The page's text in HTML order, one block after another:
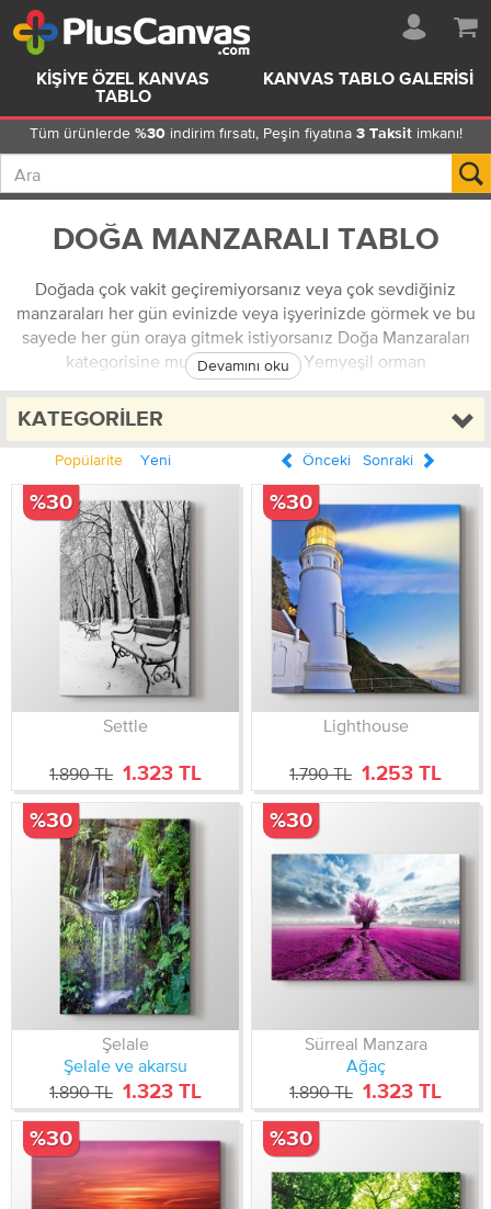
KIŞIYE ÖZEL KANVAS
TABLO
KANVAS TABLO GALERISI
Tüm ürünlerde %30 indirim fırsatı, Peşin fiyatına 3 Taksitimkanı!
DOĞA MANZARALI TABLO
Doğada çok vakit geçiremiyorsanız veya çok sevdiğiniz
manzaraları her gün evinizde veya işyerinizde görmek ve bu
sayede her gün oraya gitmek istiyorsanız Doğa Manzaraları
kategorisine mutlaka göz atın. Yemyeşil orman
manzaralarından, masmavi denizlere, uçsuz bucaksız
tepelerden, durgun ve sessiz göllere, kumsallar, ağaçlar,
manzaraları kategorisinde sizi bekliyor.
Devamını oku
KATEGORILER
Popülarite Yeni Önceki Sonraki
Settle
1.890 TL 1.323 TL
%30
Lighthouse
1.790 TL 1.253 TL
%30
Şelale
Şelale ve akarsu
1.890 TL 1.323 TL
%30
Sürreal Manzara
Ağaç
1.890 TL 1.323 TL
%30
%30 %30